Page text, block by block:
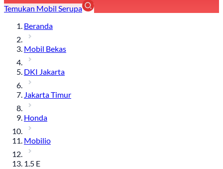
Temukan Mobil Serupa
Beranda
Mobil Bekas
DKI Jakarta
Jakarta Timur
Honda
Mobilio
1.5 E